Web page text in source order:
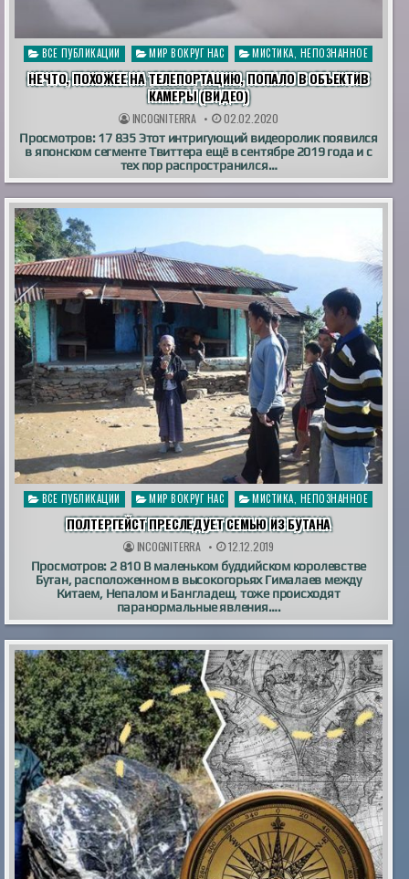
Опубликовано
в
ВСЕ ПУБЛИКАЦИИ МИР ВОКРУГ НАС МИСТИКА, НЕПОЗНАННОЕ
НЕЧТО, ПОХОЖЕЕ НА ТЕЛЕПОРТАЦИЮ, ПОПАЛО В ОБЪЕКТИВ
КАМЕРЫ (ВИДЕО)
INCOGNITERRA 02.02.2020
Просмотров: 17 835 Этот интригующий видеоролик появился
в японском сегменте Твиттера ещё в сентябре 2019 года и с
тех пор распространился…
Опубликовано
в
ВСЕ ПУБЛИКАЦИИ МИР ВОКРУГ НАС МИСТИКА, НЕПОЗНАННОЕ
ПОЛТЕРГЕЙСТ ПРЕСЛЕДУЕТ СЕМЬЮ ИЗ БУТАНА
INCOGNITERRA 12.12.2019
Просмотров: 2 810 В маленьком буддийском королевстве
Бутан, расположенном в высокогорьях Гималаев между
Китаем, Непалом и Бангладеш, тоже происходят
паранормальные явления….